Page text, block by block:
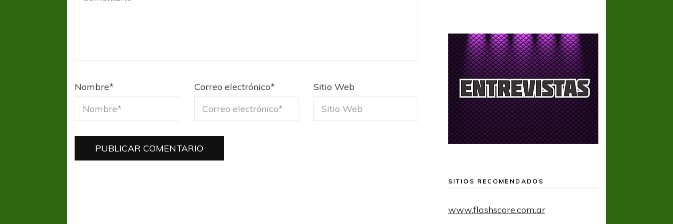
Nombre* Correo electrónico* Sitio Web
SITIOS RECOMENDADOS
www.flashscore.com.ar